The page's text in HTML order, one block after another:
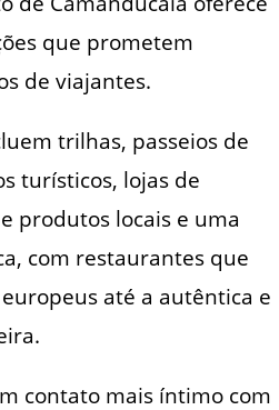
que prometem
de viajantes.
trilhas, passeios de
turísticos, lojas de
produtos locais e uma
com restaurantes que
até a autêntica e
contato mais íntimo com